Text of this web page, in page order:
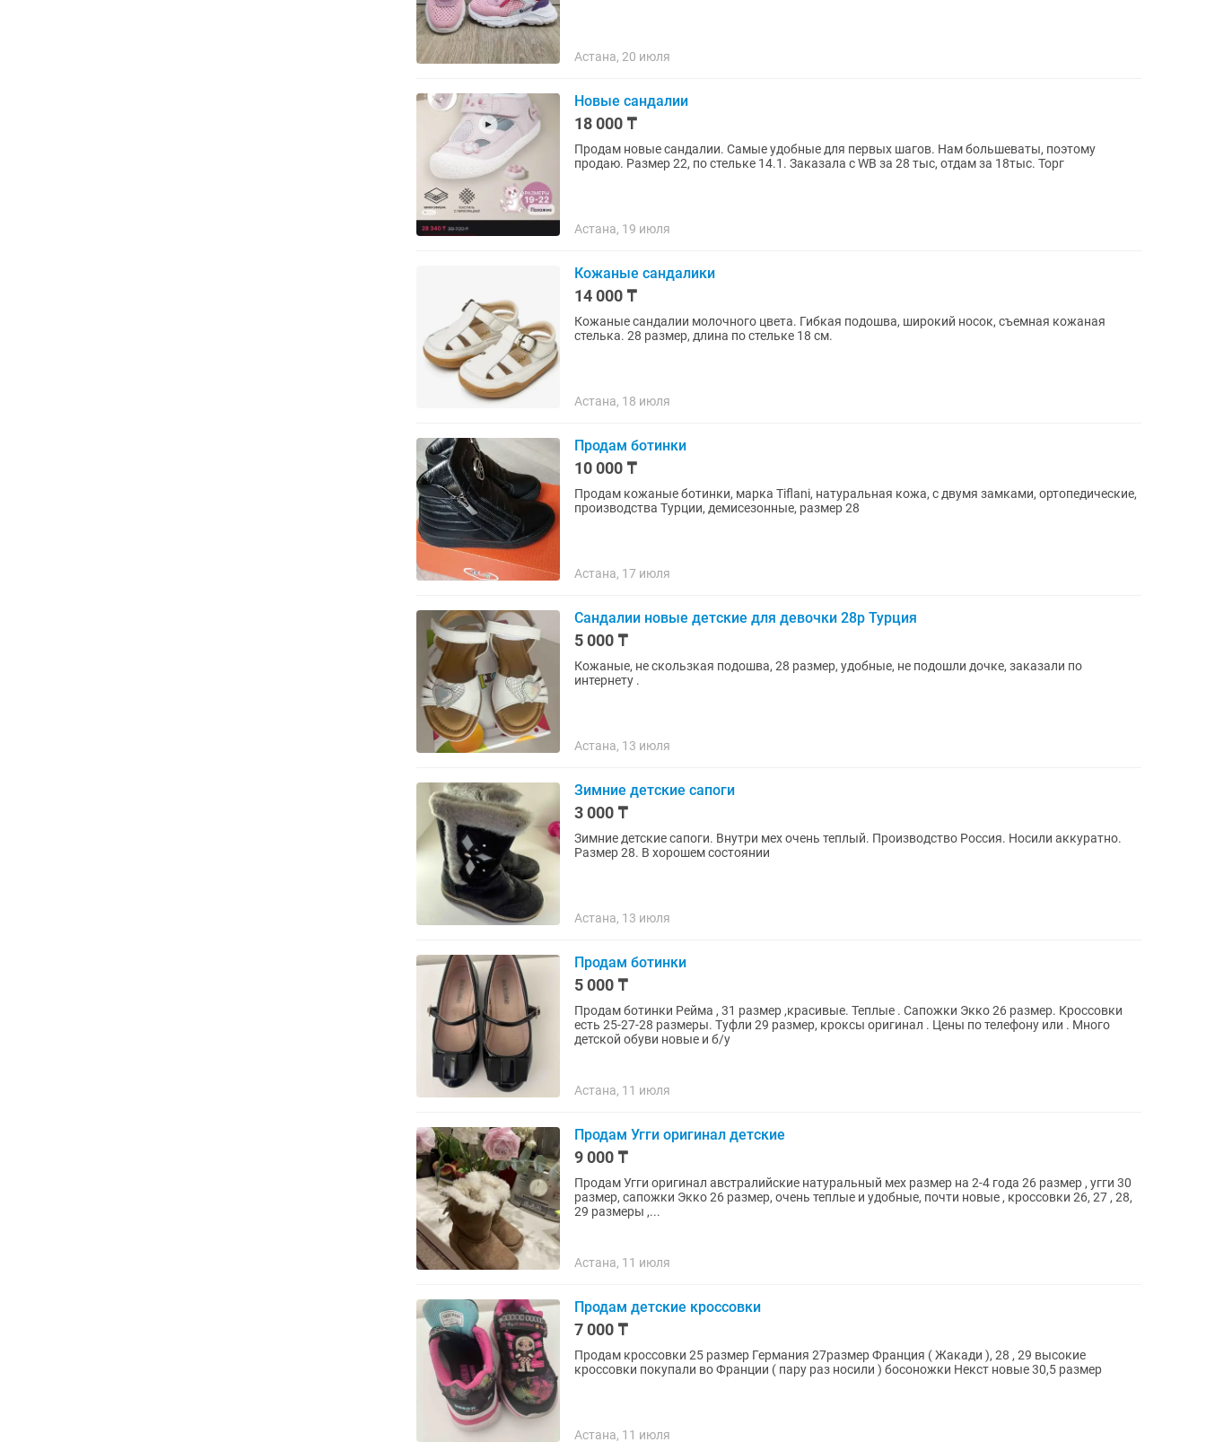
Астана, 20 июля
Новые сандалии
18 000 ₸
Продам новые сандалии. Самые удобные для первых шагов. Нам большеваты, поэтому
продаю. Размер 22, по стельке 14.1. Заказала с WB за 28 тыс, отдам за 18тыс. Торг
Астана, 19 июля
Кожаные сандалики
14 000 ₸
Кожаные сандалии молочного цвета. Гибкая подошва, широкий носок, съемная кожаная
стелька. 28 размер, длина по стельке 18 см.
Астана, 18 июля
Продам ботинки
10 000 ₸
Продам кожаные ботинки, марка Tiflani, натуральная кожа, с двумя замками, ортопедические,
производства Турции, демисезонные, размер 28
Астана, 17 июля
Сандалии новые детские для девочки 28р Турция
5 000 ₸
Кожаные, не скользкая подошва, 28 размер, удобные, не подошли дочке, заказали по
интернету .
Астана, 13 июля
Зимние детские сапоги
3 000 ₸
Зимние детские сапоги. Внутри мех очень теплый. Производство Россия. Носили аккуратно.
Размер 28. В хорошем состоянии
Астана, 13 июля
Продам ботинки
5 000 ₸
Продам ботинки Рейма , 31 размер ,красивые. Теплые . Сапожки Экко 26 размер. Кроссовки
есть 25-27-28 размеры. Туфли 29 размер, кроксы оригинал . Цены по телефону или . Много
детской обуви новые и б/у
Астана, 11 июля
Продам Угги оригинал детские
9 000 ₸
Продам Угги оригинал австралийские натуральный мех размер на 2-4 года 26 размер , угги 30
размер, сапожки Экко 26 размер, очень теплые и удобные, почти новые , кроссовки 26, 27 , 28,
29 размеры ,...
Астана, 11 июля
Продам детские кроссовки
7 000 ₸
Продам кроссовки 25 размер Германия 27размер Франция ( Жакади ), 28 , 29 высокие
кроссовки покупали во Франции ( пару раз носили ) босоножки Некст новые 30,5 размер
Астана, 11 июля